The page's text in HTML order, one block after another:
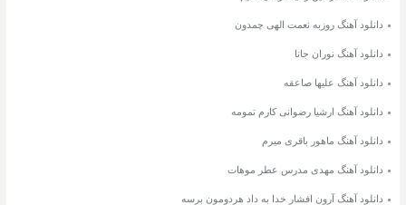
دانلود آهنگ روزبه نعمت الهی چمدون
دانلود آهنگ نوران جانا
دانلود آهنگ علیها صاعقه
دانلود آهنگ ارشیا رضوانی کارم تمومه
دانلود آهنگ ماهور باقری میرم
دانلود آهنگ مهدی مدرس عطر موهات
دانلود آهنگ آرون افشار خدا به داد هردومون برسه